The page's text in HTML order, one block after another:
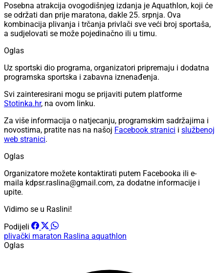
Posebna atrakcija ovogodišnjeg izdanja je Aquathlon, koji će
se održati dan prije maratona, dakle 25. srpnja. Ova
kombinacija plivanja i trčanja privlači sve veći broj sportaša,
a sudjelovati se može pojedinačno ili u timu.
Oglas
Uz sportski dio programa, organizatori pripremaju i dodatna
programska sportska i zabavna iznenađenja.
Svi zainteresirani mogu se prijaviti putem platforme
Stotinka.hr, na ovom linku.
Za više informacija o natjecanju, programskim sadržajima i
novostima, pratite nas na našoj Facebook stranici i službenoj
web stranici.
Oglas
Organizatore možete kontaktirati putem Facebooka ili e-
maila kdpsr.raslina@gmail.com, za dodatne informacije i
upite.
Vidimo se u Raslini!
Podijeli
plivački maraton Raslina aquathlon
Oglas